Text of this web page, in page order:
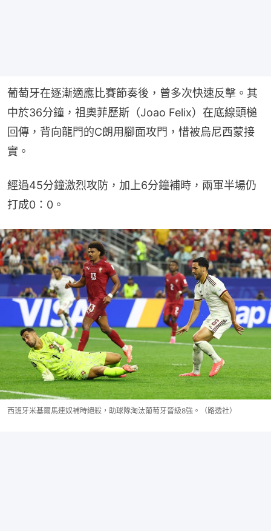
葡萄牙在逐漸適應比賽節奏後，曾多次快速反擊。其
中於36分鐘，祖奧菲歷斯（Joao Felix）在底線頭槌
回傳，背向龍門的C朗用腳面攻門，惜被烏尼西蒙接
實。
經過45分鐘激烈攻防，加上6分鐘補時，兩軍半場仍
打成0：0。
西班牙米基爾馬連奴補時絕殺，助球隊淘汰葡萄牙晉級8強。（路透社）